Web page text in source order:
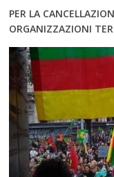
PER LA
ORGANIZZAZIONI